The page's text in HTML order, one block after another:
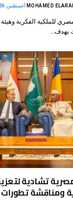
MOHAMED
للملكية الفكرية
يهدف…
تشادية
ومناقشة